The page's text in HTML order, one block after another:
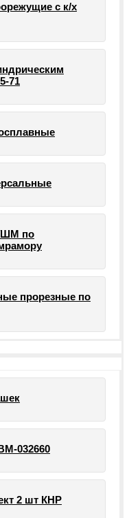
с к/х
71
по
прорезные по
032660
2 шт КНР